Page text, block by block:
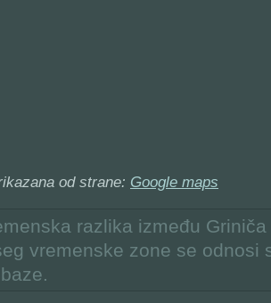
od strane: Google maps
razlika između
vremenske zone se odnosi